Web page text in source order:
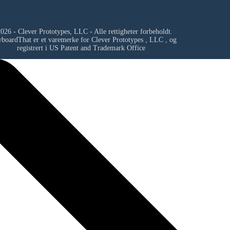
- Clever Prototypes, LLC - Alle rettigheter forbeholdt.
er et varemerke for Clever Prototypes , LLC, og
registrert i US Patent and Trademark Office